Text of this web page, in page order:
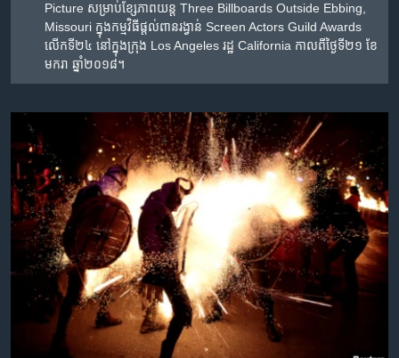
Picture សម្រាប់​ខ្សែ​ភាពយន្ត Three Billboards Outside Ebbing,
Missouri ក្នុង​កម្មវិធី​ផ្តល់​ពានរង្វាន់ Screen Actors Guild Awards
លើកទី២៤ នៅ​ក្នុង​ក្រុង Los Angeles រដ្ឋ California កាលពី​ថ្ងៃទី២១ ខែ
មករា ឆ្នាំ២០១៨។